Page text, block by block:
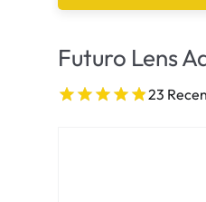
MyDay
Dailies
Futuro Lens
23